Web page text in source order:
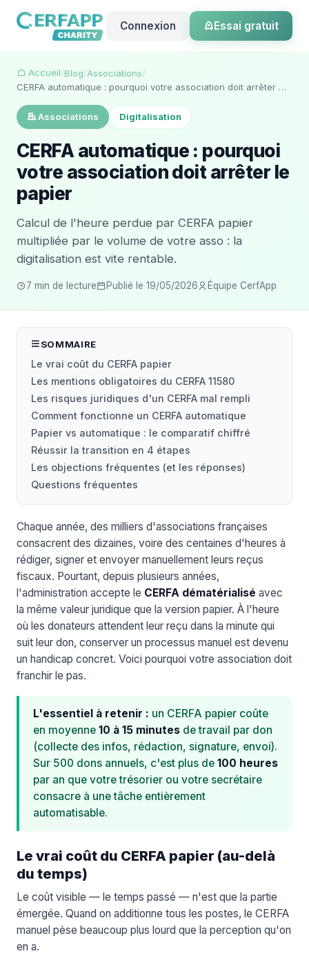
Connexion Essai gratuit
Accueil/Blog/Associations/
CERFA automatique : pourquoi votre association doit arrêter …
Associations Digitalisation
CERFA automatique : pourquoi
votre association doit arrêter le
papier
Calcul de l'heure perdue par CERFA papier
multipliée par le volume de votre asso : la
digitalisation est vite rentable.
7 min de lecture Publié le 19/05/2026 Équipe CerfApp
SOMMAIRE
Le vrai coût du CERFA papier
Les mentions obligatoires du CERFA 11580
Les risques juridiques d'un CERFA mal rempli
Comment fonctionne un CERFA automatique
Papier vs automatique : le comparatif chiffré
Réussir la transition en 4 étapes
Les objections fréquentes (et les réponses)
Questions fréquentes
Chaque année, des milliers d'associations françaises
consacrent des dizaines, voire des centaines d'heures à
rédiger, signer et envoyer manuellement leurs reçus
fiscaux. Pourtant, depuis plusieurs années,
l'administration accepte le CERFA dématérialisé avec
la même valeur juridique que la version papier. À l'heure
où les donateurs attendent leur reçu dans la minute qui
suit leur don, conserver un processus manuel est devenu
un handicap concret. Voici pourquoi votre association doit
franchir le pas.
L'essentiel à retenir : un CERFA papier coûte
en moyenne 10 à 15 minutes de travail par don
(collecte des infos, rédaction, signature, envoi).
Sur 500 dons annuels, c'est plus de 100 heures
par an que votre trésorier ou votre secrétaire
consacre à une tâche entièrement
automatisable.
Le vrai coût du CERFA papier (au-delà
du temps)
Le coût visible — le temps passé — n'est que la partie
émergée. Quand on additionne tous les postes, le CERFA
manuel pèse beaucoup plus lourd que la perception qu'on
en a.